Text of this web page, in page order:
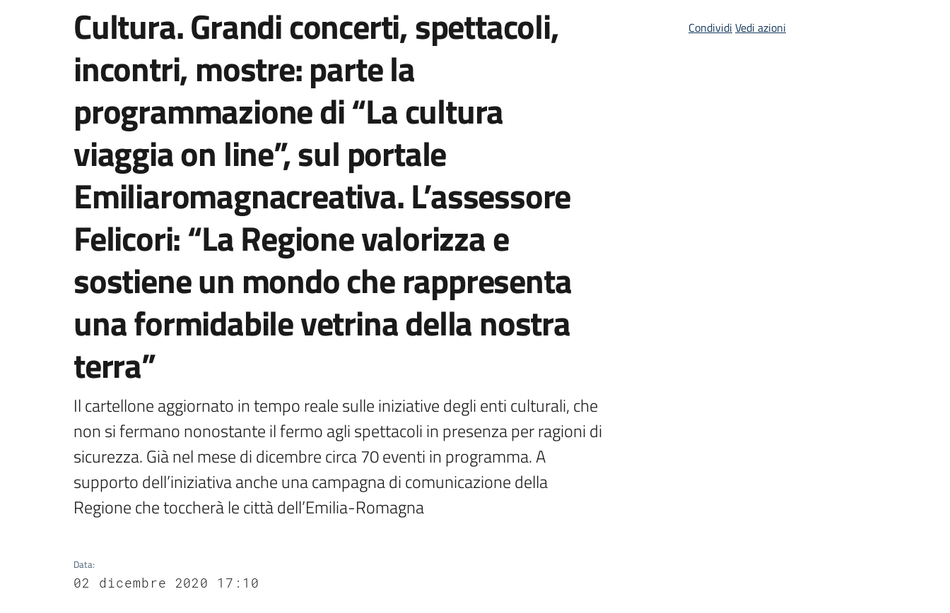
Cultura. Grandi concerti, spettacoli,
incontri, mostre: parte la
programmazione di “La cultura
viaggia on line”, sul portale
Emiliaromagnacreativa. L’assessore
Felicori: “La Regione valorizza e
sostiene un mondo che rappresenta
una formidabile vetrina della nostra
terra”
Il cartellone aggiornato in tempo reale sulle iniziative degli enti culturali, che
non si fermano nonostante il fermo agli spettacoli in presenza per ragioni di
sicurezza. Già nel mese di dicembre circa 70 eventi in programma. A
supporto dell’iniziativa anche una campagna di comunicazione della
Regione che toccherà le città dell’Emilia-Romagna
Data:
02 dicembre 2020 17:10
Condividi Vedi azioni